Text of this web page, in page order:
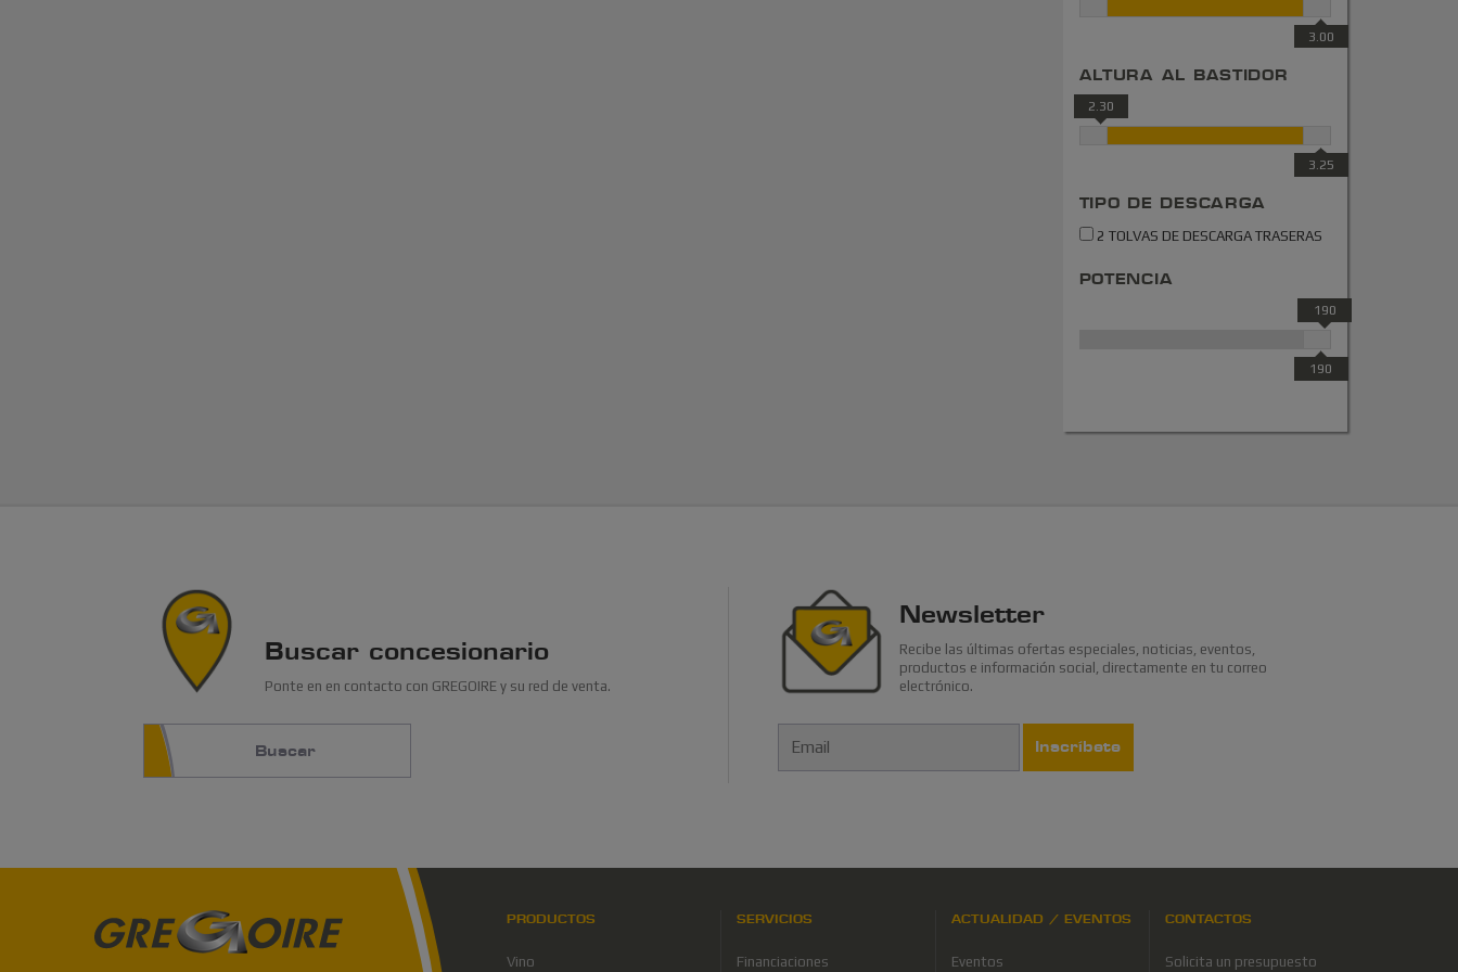
3.00
ALTURA AL BASTIDOR
2.30
3.25
TIPO DE DESCARGA
2 TOLVAS DE DESCARGA TRASERAS
POTENCIA
190
190
Buscar concesionario
Ponte en en contacto con GREGOIRE y su red de venta.
Buscar
Newsletter
Recibe las últimas ofertas especiales, noticias, eventos,
productos e información social, directamente en tu correo
electrónico.
Inscríbete
PRODUCTOS
Vino
SERVICIOS
Financiaciones
ACTUALIDAD / EVENTOS
Eventos
CONTACTOS
Solicita un presupuesto